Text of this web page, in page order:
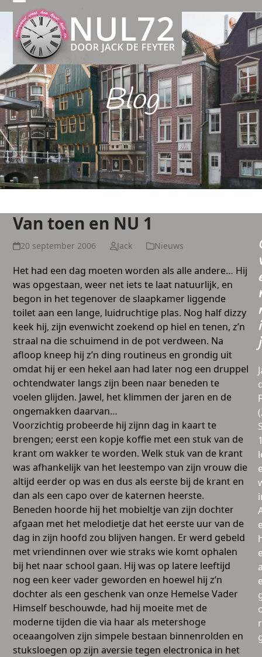
Open
mobile
menu
Close
mobile
menu
Blog
Van toen en NU 1
20 september 2006 Jack Nieuws
Het had een dag moeten worden als alle andere… Hij
was opgestaan, weer net iets te laat natuurlijk, en
begon in het tegenover de slaapkamer liggende
toilet aan een lange, luidruchtige plas. Nog half dizzy
keek hij, zijn evenwicht zoekend op hiel en tenen, z’n
straal na die schuimend in de pot verdween. Na
afloop kneep hij z’n ding routineus en grondig uit
omdat hij er een hekel aan had later nog een druppel
ochtendwater langs zijn been naar beneden te
voelen glijden. Jawel, het klimmen der jaren en de
ongemakken daarvan…
Voorzichtig probeerde hij zijnn dag in kaart te
brengen; eerst een kopje koffie met een stuk van de
krant om wakker te worden. Welk stuk van de krant
was afhankelijk van het leestempo van zijn vrouw die
altijd eerder op was en dus als eerste bij de krant en
dan als een capo over de katernen heerste.
Beneden hoorde hij het mobieltje van zijn dochter
afgaan met het melodietje dat het eerste uur van de
dag in zijn hoofd zou blijven hangen. Er werd gebeld
met vriendinnen over wie straks wie komt ophalen
bij het naar school gaan. Hij was op latere leeftijd
nog een keer vader geworden en hoewel hij z’n
dochter als een geschenk van onze Hemelse Vader
Himself beschouwde, had hij moeite met de
moderne tijden die via haar als metershoge
oceaangolven zijn simpele bestaan binnenrolden en
stuksloegen op zijn aversie tegen electronica in het
i
j